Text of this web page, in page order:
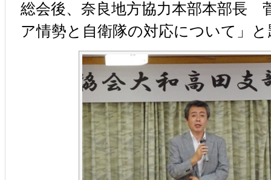
総会後、奈良地方協力本部本部長
ア情勢と自衛隊の対応について」